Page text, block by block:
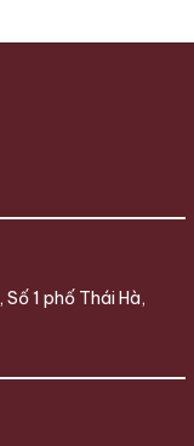
1 phố Thái Hà,